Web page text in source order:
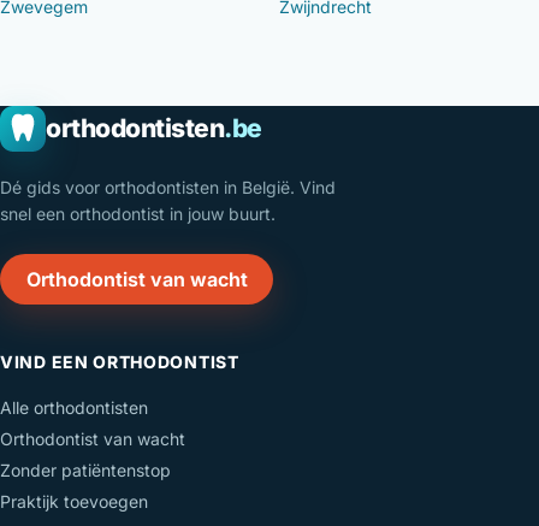
Zwevegem Zwijndrecht
orthodontisten.be
Dé gids voor orthodontisten in België. Vind
snel een orthodontist in jouw buurt.
Orthodontist van wacht
VIND EEN ORTHODONTIST
Alle orthodontisten
Orthodontist van wacht
Zonder patiëntenstop
Praktijk toevoegen